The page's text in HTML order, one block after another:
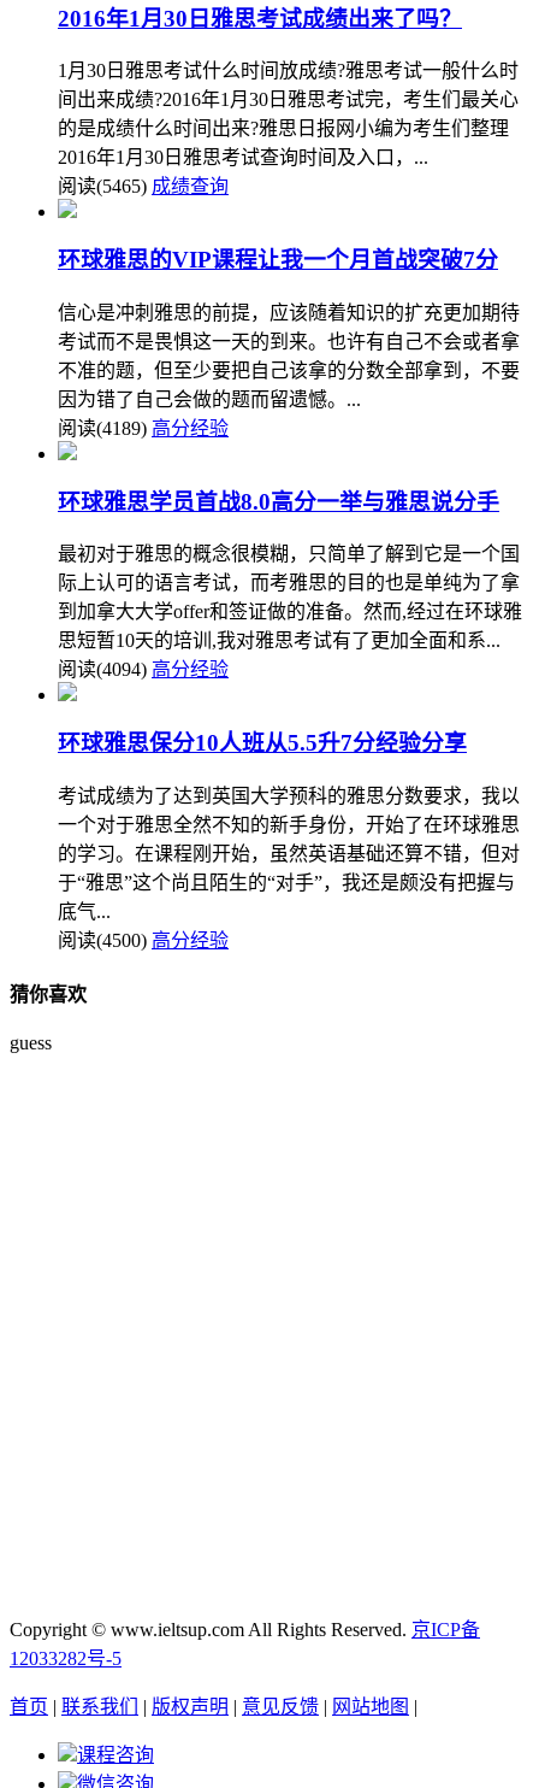
2016年1月30日雅思考试成绩出来了吗？
1月30日雅思考试什么时间放成绩?雅思考试一般什么时
间出来成绩?2016年1月30日雅思考试完，考生们最关心
的是成绩什么时间出来?雅思日报网小编为考生们整理
2016年1月30日雅思考试查询时间及入口，...
阅读(5465) 成绩查询
环球雅思的VIP课程让我一个月首战突破7分
信心是冲刺雅思的前提，应该随着知识的扩充更加期待
考试而不是畏惧这一天的到来。也许有自己不会或者拿
不准的题，但至少要把自己该拿的分数全部拿到，不要
因为错了自己会做的题而留遗憾。...
阅读(4189) 高分经验
环球雅思学员首战8.0高分一举与雅思说分手
最初对于雅思的概念很模糊，只简单了解到它是一个国
际上认可的语言考试，而考雅思的目的也是单纯为了拿
到加拿大大学offer和签证做的准备。然而,经过在环球雅
思短暂10天的培训,我对雅思考试有了更加全面和系...
阅读(4094) 高分经验
环球雅思保分10人班从5.5升7分经验分享
考试成绩为了达到英国大学预科的雅思分数要求，我以
一个对于雅思全然不知的新手身份，开始了在环球雅思
的学习。在课程刚开始，虽然英语基础还算不错，但对
于“雅思”这个尚且陌生的“对手”，我还是颇没有把握与
底气...
阅读(4500) 高分经验
猜你喜欢
guess
Copyright © www.ieltsup.com All Rights Reserved. 京ICP备
12033282号-5
首页 | 联系我们 | 版权声明 | 意见反馈 | 网站地图 |
课程咨询